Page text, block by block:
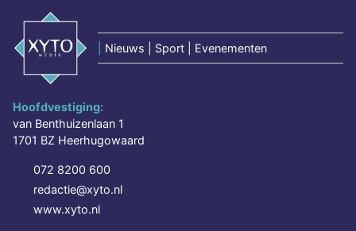
Nieuws | Sport | Evenementen
Hoofdvestiging:
van Benthuizenlaan 1
1701 BZ Heerhugowaard
072 8200 600
redactie@xyto.nl
www.xyto.nl